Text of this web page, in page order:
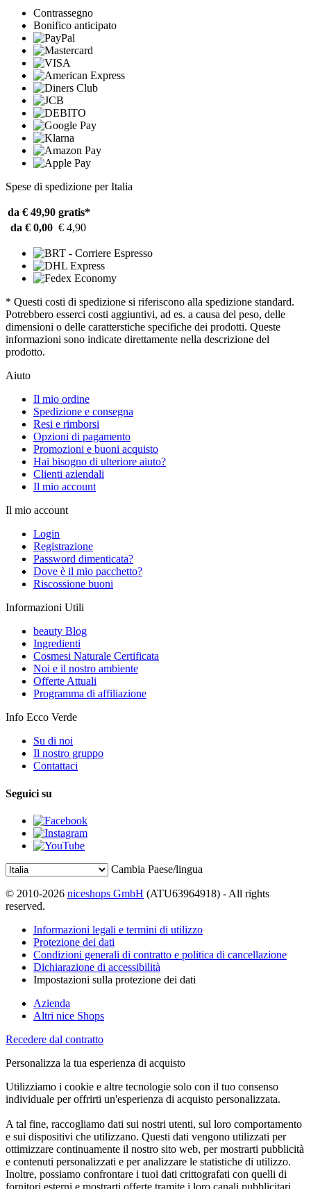
Contrassegno
Bonifico anticipato
Spese di spedizione per Italia
da € 49,90 gratis*
da € 0,00 € 4,90
* Questi costi di spedizione si riferiscono alla spedizione standard.
Potrebbero esserci costi aggiuntivi, ad es. a causa del peso, delle
dimensioni o delle caratterstiche specifiche dei prodotti. Queste
informazioni sono indicate direttamente nella descrizione del
prodotto.
Aiuto
Il mio ordine
Spedizione e consegna
Resi e rimborsi
Opzioni di pagamento
Promozioni e buoni acquisto
Hai bisogno di ulteriore aiuto?
Clienti aziendali
Il mio account
Il mio account
Login
Registrazione
Password dimenticata?
Dove è il mio pacchetto?
Riscossione buoni
Informazioni Utili
beauty Blog
Ingredienti
Cosmesi Naturale Certificata
Noi e il nostro ambiente
Offerte Attuali
Programma di affiliazione
Info Ecco Verde
Su di noi
Il nostro gruppo
Contattaci
Seguici su
Cambia Paese/lingua
© 2010-2026 niceshops GmbH (ATU63964918) - All rights
reserved.
Informazioni legali e termini di utilizzo
Protezione dei dati
Condizioni generali di contratto e politica di cancellazione
Dichiarazione di accessibilità
Impostazioni sulla protezione dei dati
Azienda
Altri nice Shops
Recedere dal contratto
Personalizza la tua esperienza di acquisto
Utilizziamo i cookie e altre tecnologie solo con il tuo consenso
individuale per offrirti un'esperienza di acquisto personalizzata.
A tal fine, raccogliamo dati sui nostri utenti, sul loro comportamento
e sui dispositivi che utilizzano. Questi dati vengono utilizzati per
ottimizzare continuamente il nostro sito web, per mostrarti pubblicità
e contenuti personalizzati e per analizzare le statistiche di utilizzo.
Inoltre, possiamo confrontare i tuoi dati crittografati con quelli di
fornitori esterni e mostrarti offerte tramite i loro canali pubblicitari